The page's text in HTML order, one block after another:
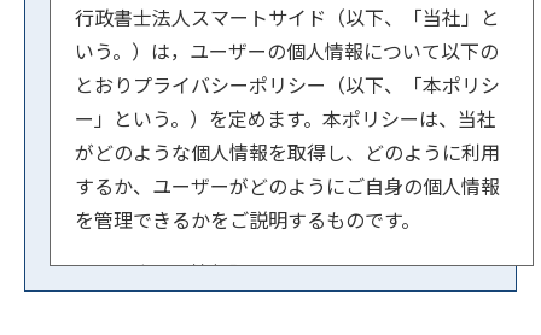
行政書士法人スマートサイド（以下、「当社」と
いう。）は，ユーザーの個人情報について以下の
とおりプライバシーポリシー（以下、「本ポリシ
ー」という。）を定めます。本ポリシーは、当社
がどのような個人情報を取得し、どのように利用
するか、ユーザーがどのようにご自身の個人情報
を管理できるかをご説明するものです。
【１．事業者情報】